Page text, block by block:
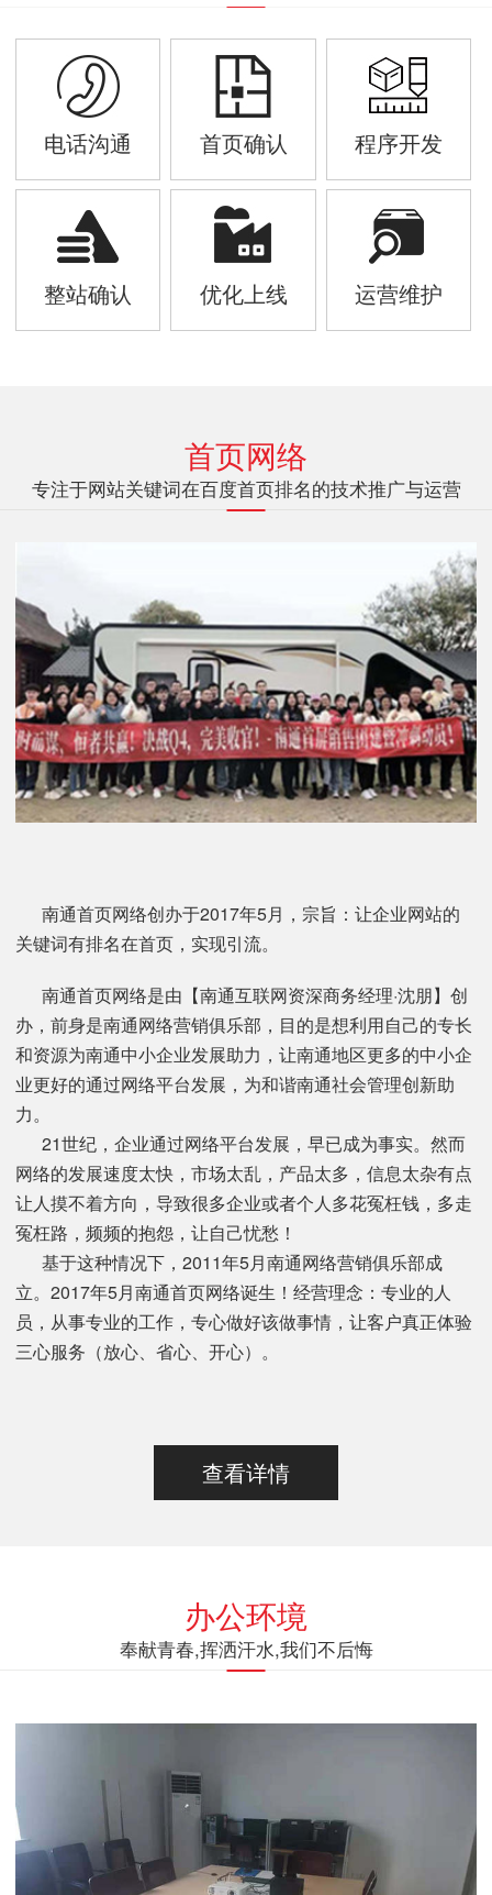
电话沟通 首页确认 程序开发
整站确认 优化上线 运营维护
首页网络
专注于网站关键词在百度首页排名的技术推广与运营
南通首页网络创办于2017年5月，宗旨：让企业网站的
关键词有排名在首页，实现引流。
南通首页网络是由【南通互联网资深商务经理·沈朋】创
办，前身是南通网络营销俱乐部，目的是想利用自己的专长
和资源为南通中小企业发展助力，让南通地区更多的中小企
业更好的通过网络平台发展，为和谐南通社会管理创新助
力。
21世纪，企业通过网络平台发展，早已成为事实。然而
网络的发展速度太快，市场太乱，产品太多，信息太杂有点
让人摸不着方向，导致很多企业或者个人多花冤枉钱，多走
冤枉路，频频的抱怨，让自己忧愁！
基于这种情况下，2011年5月南通网络营销俱乐部成
立。2017年5月南通首页网络诞生！经营理念：专业的人
员，从事专业的工作，专心做好该做事情，让客户真正体验
三心服务（放心、省心、开心）。
查看详情
办公环境
奉献青春,挥洒汗水,我们不后悔